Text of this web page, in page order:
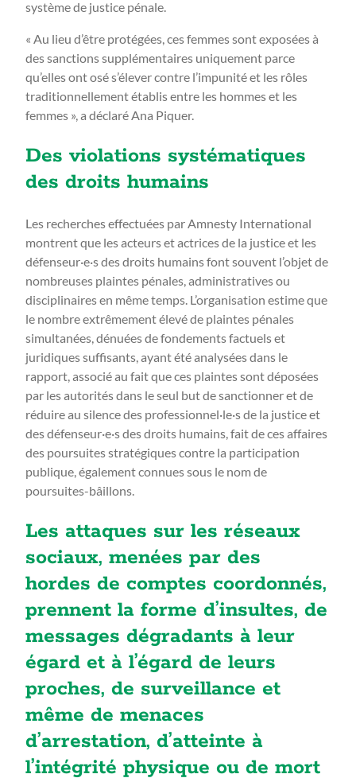
système de justice pénale.
« Au lieu d’être protégées, ces femmes sont exposées à
des sanctions supplémentaires uniquement parce
qu’elles ont osé s’élever contre l’impunité et les rôles
traditionnellement établis entre les hommes et les
femmes », a déclaré Ana Piquer.
Des violations systématiques
des droits humains
Les recherches effectuées par Amnesty International
montrent que les acteurs et actrices de la justice et les
défenseur·e·s des droits humains font souvent l’objet de
nombreuses plaintes pénales, administratives ou
disciplinaires en même temps. L’organisation estime que
le nombre extrêmement élevé de plaintes pénales
simultanées, dénuées de fondements factuels et
juridiques suffisants, ayant été analysées dans le
rapport, associé au fait que ces plaintes sont déposées
par les autorités dans le seul but de sanctionner et de
réduire au silence des professionnel·le·s de la justice et
des défenseur·e·s des droits humains, fait de ces affaires
des poursuites stratégiques contre la participation
publique, également connues sous le nom de
poursuites-bâillons.
Les attaques sur les réseaux
sociaux, menées par des
hordes de comptes coordonnés,
prennent la forme d’insultes, de
messages dégradants à leur
égard et à l’égard de leurs
proches, de surveillance et
même de menaces
d’arrestation, d’atteinte à
l’intégrité physique ou de mort